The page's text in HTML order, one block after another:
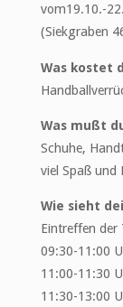
vom19.10.-
(Siekgraben
Was kostet
Was mußt
Schuhe,
viel Spaß und
Wie sieht
Eintreffen der
09:30-11:00
11:00-11:30
11:30-13:00